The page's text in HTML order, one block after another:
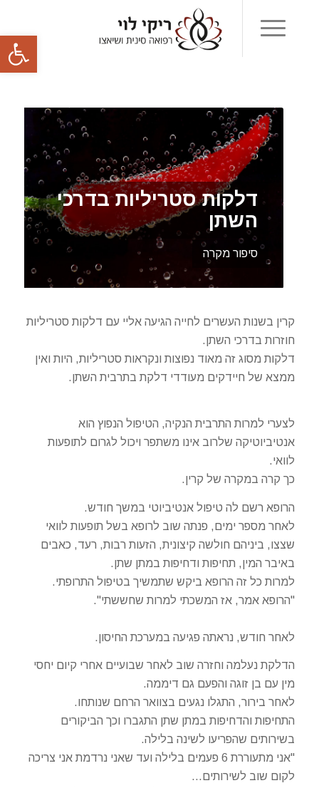
פתח
דלקות סטריליות בדרכי
השתן
סיפור מקרה
קרין בשנות העשרים לחייה הגיעה אליי עם דלקות סטריליות
חוזרות בדרכי השתן.
דלקות מסוג זה מאוד נפוצות ונקראות סטריליות, היות ואין
ממצא של חיידקים מעודדי דלקת בתרבית השתן.
לצערי למרות התרבית הנקיה, הטיפול הנפוץ הוא
אנטיביוטיקה שלרוב אינו משתפר ויכול לגרום לתופעות
לוואי.
כך קרה במקרה של קרין.
הרופא רשם לה טיפול אנטיביוטי במשך חודש.
לאחר מספר ימים, פנתה שוב לרופא בשל תופעות לוואי
שצצו, ביניהם חולשה קיצונית, הזעות רבות, רעד, כאבים
באיבר המין, תחיפות ודחיפות במתן שתן.
למרות כל זה הרופא ביקש שתמשיך בטיפול התרופתי.
"הרופא אמר, אז המשכתי למרות שחששתי".
לאחר חודש, נראתה פגיעה במערכת החיסון.
הדלקת נעלמה וחזרה שוב לאחר שבועיים אחרי קיום יחסי
מין עם בן זוגה והפעם גם דיממה.
לאחר בירור, התגלו נגעים בצוואר הרחם שנותחו.
התחיפות והדחיפות במתן שתן התגברו וכך הביקורים
בשירותים שהפריעו לשינה בלילה.
"אני מתעוררת 6 פעמים בלילה ועד שאני נרדמת אני צריכה
לקום שוב לשירותים…